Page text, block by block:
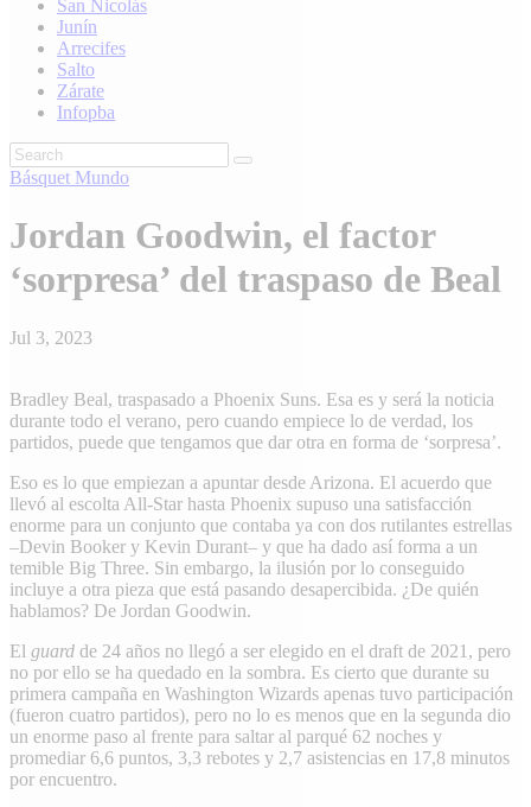
San Nicolás
Junín
Arrecifes
Salto
Zárate
Infopba
Básquet Mundo
Jordan Goodwin, el factor
‘sorpresa’ del traspaso de Beal
Jul 3, 2023
Bradley Beal, traspasado a Phoenix Suns. Esa es y será la noticia
durante todo el verano, pero cuando empiece lo de verdad, los
partidos, puede que tengamos que dar otra en forma de ‘sorpresa’.
Eso es lo que empiezan a apuntar desde Arizona. El acuerdo que
llevó al escolta All-Star hasta Phoenix supuso una satisfacción
enorme para un conjunto que contaba ya con dos rutilantes estrellas
–Devin Booker y Kevin Durant– y que ha dado así forma a un
temible Big Three. Sin embargo, la ilusión por lo conseguido
incluye a otra pieza que está pasando desapercibida. ¿De quién
hablamos? De Jordan Goodwin.
El guard de 24 años no llegó a ser elegido en el draft de 2021, pero
no por ello se ha quedado en la sombra. Es cierto que durante su
primera campaña en Washington Wizards apenas tuvo participación
(fueron cuatro partidos), pero no lo es menos que en la segunda dio
un enorme paso al frente para saltar al parqué 62 noches y
promediar 6,6 puntos, 3,3 rebotes y 2,7 asistencias en 17,8 minutos
por encuentro.